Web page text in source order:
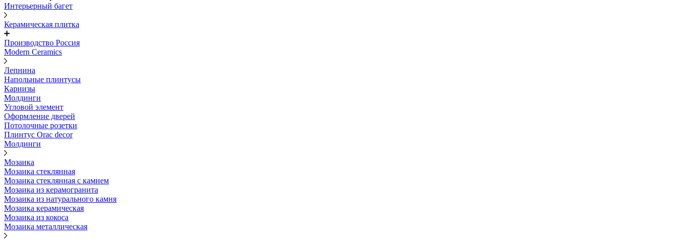
Интерьерный багет
Керамическая плитка
Производство Россия
Modern Ceramics
Лепнина
Напольные плинтусы
Карнизы
Молдинги
Угловой элемент
Оформление дверей
Потолочные розетки
Плинтус Orac decor
Молдинги
Мозаика
Мозаика стеклянная
Мозаика стеклянная с камнем
Мозаика из керамогранита
Мозаика из натурального камня
Мозаика керамическая
Мозаика из кокоса
Мозаика металлическая